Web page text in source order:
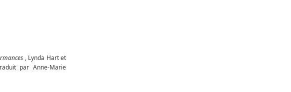
, Lynda Hart et
par Anne-Marie